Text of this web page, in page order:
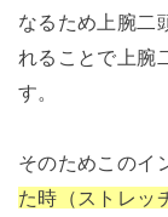
なるため上腕二
れることで上腕
す。
そのためこのイ
た時（ストレッ